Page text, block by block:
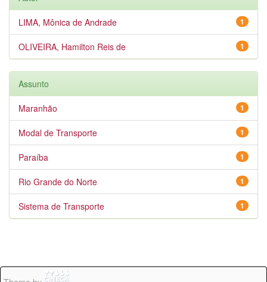
1
LIMA, Mônica de Andrade
1
OLIVEIRA, Hamilton Reis de
Assunto
1
Maranhão
1
Modal de Transporte
1
Paraíba
1
Rio Grande do Norte
1
Sistema de Transporte